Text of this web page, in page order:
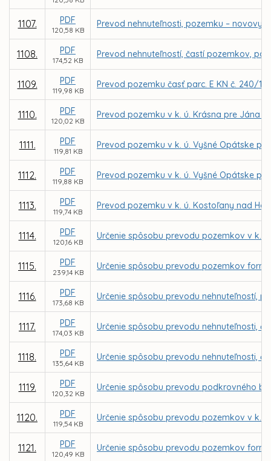
1107. PDF
120,58 KB
Prevod nehnuteľnosti, pozemku –
1108. PDF
174,52 KB
Prevod nehnuteľností, častí pozemkov,
1109. PDF
119,98 KB
Prevod pozemku časť parc. E KN č. 240/
1110. PDF
120,02 KB
Prevod pozemku v k. ú. Krásna pre Jána
1111. PDF
119,81 KB
Prevod pozemku v k. ú. Vyšné Opátske
1112. PDF
119,88 KB
Prevod pozemku v k. ú. Vyšné Opátske
1113. PDF
119,74 KB
Prevod pozemku v k. ú. Kostoľany nad
1114. PDF
120,16 KB
Určenie spôsobu prevodu pozemkov v k.
1115. PDF
239,14 KB
Určenie spôsobu prevodu pozemkov
1116. PDF
173,68 KB
Určenie spôsobu prevodu nehnuteľností,
1117. PDF
174,03 KB
Určenie spôsobu prevodu nehnuteľnosti,
1118. PDF
135,64 KB
Určenie spôsobu prevodu nehnuteľnosti,
1119. PDF
120,32 KB
Určenie spôsobu prevodu podkrovného
1120. PDF
119,54 KB
Určenie spôsobu prevodu pozemkov v k.
1121. PDF
120,49 KB
Určenie spôsobu prevodu pozemkov